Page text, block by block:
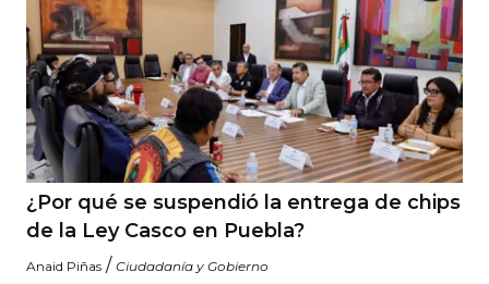
¿Por qué se suspendió la entrega de chips
de la Ley Casco en Puebla?
Anaid Piñas / Ciudadanía y Gobierno